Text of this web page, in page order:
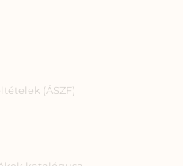
(ÁSZF)